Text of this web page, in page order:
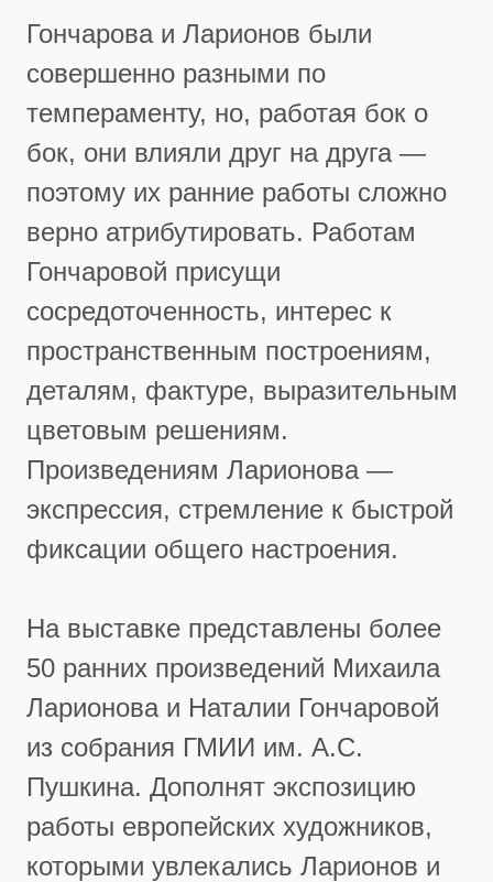
Гончарова и Ларионов были
совершенно разными по
темпераменту, но, работая бок о
бок, они влияли друг на друга —
поэтому их ранние работы сложно
верно атрибутировать. Работам
Гончаровой присущи
сосредоточенность, интерес к
пространственным построениям,
деталям, фактуре, выразительным
цветовым решениям.
Произведениям Ларионова —
экспрессия, стремление к быстрой
фиксации общего настроения.
На выставке представлены более
50 ранних произведений Михаила
Ларионова и Наталии Гончаровой
из собрания ГМИИ им. А.С.
Пушкина. Дополнят экспозицию
работы европейских художников,
которыми увлекались Ларионов и